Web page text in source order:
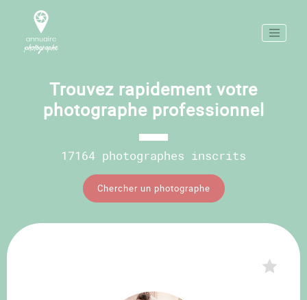
Trouvez rapidement votre
photographe professionnel
17164 photographes inscrits
Chercher un photographe